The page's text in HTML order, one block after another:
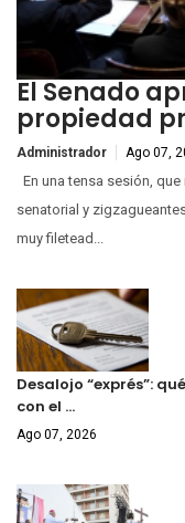
El Senado
propiedad
Administrador Ago 07,
En una tensa sesión,
senatorial y
muy filetead...
Desalojo “exprés”:
con el …
Ago 07, 2026